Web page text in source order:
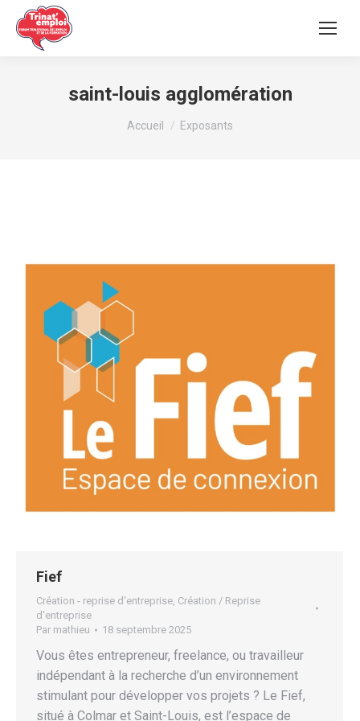
saint-louis agglomération
Vous êtes ici :
Accueil Exposants
Fief
Création - reprise d'entreprise, Création / Reprise
d'entreprise
Par mathieu 18 septembre 2025
Vous êtes entrepreneur, freelance, ou travailleur
indépendant à la recherche d’un environnement
stimulant pour développer vos projets ? Le Fief,
situé à Colmar et Saint-Louis, est l’espace de